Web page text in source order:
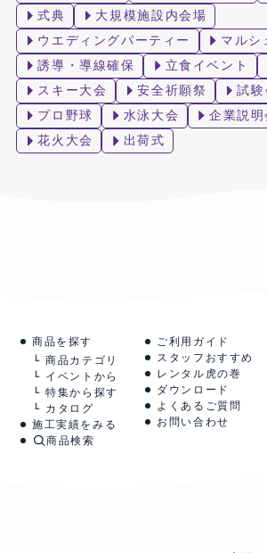
式典
大規模施設内会場
ウエディングパーティー
マルシ
誘導・導線確保
立食イベント
スキー大会
安全祈願祭
試験
プロ野球
水泳大会 企業説明
花火大会
出荷式
商品を探す
商品カテゴリ
イベントから
特集から探す
カタログ
施工実績をみる
商品検索
ご利用ガイド
スタッフおすすめ
レンタル虎の巻
ダウンロード
よくあるご質問
お問い合わせ